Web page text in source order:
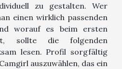
zu gestalten. Wer
einen wirklich passenden
worauf es beim ersten
sollte die folgenden
lesen. Profil sorgfältig
auszuwählen, das ein